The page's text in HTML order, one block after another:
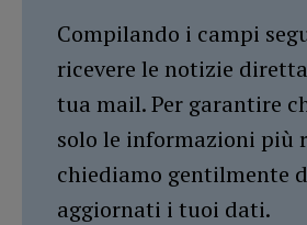
Compilando i campi
ricevere le notizie
tua mail. Per garantire
solo le informazioni più
chiediamo gentilmente
aggiornati i tuoi dati.